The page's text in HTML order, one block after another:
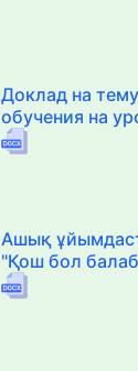
Доклад на
обучения на
Ашық
"Қош бол